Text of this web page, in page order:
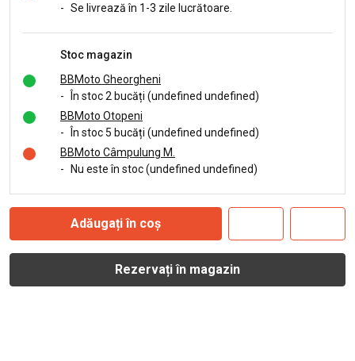
- Se livrează în 1-3 zile lucrătoare.
Stoc magazin
BBMoto Gheorgheni
-
În stoc 2 bucăți (undefined undefined)
BBMoto Otopeni
-
În stoc 5 bucăți (undefined undefined)
BBMoto Câmpulung M.
- Nu este în stoc (undefined undefined)
Adăugați în coș
Rezervați în magazin